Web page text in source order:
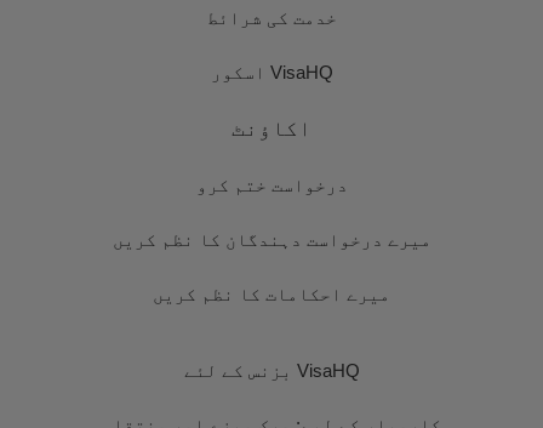
خدمت کی شرائط
VisaHQ اسکور
اکاؤنٹ
درخواست ختم کرو
میرے درخواست دہندگان کا نظم کریں
میرے احکامات کا نظم کریں
VisaHQ بزنس کے لئے